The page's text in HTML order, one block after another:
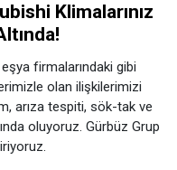
Klimalarınız
firmalarındaki gibi
olan ilişkilerimizi
arıza tespiti, sök-tak ve
oluyoruz. Gürbüz Grup